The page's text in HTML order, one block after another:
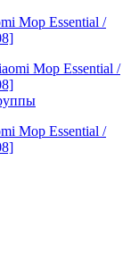
Mop Essential /
Mop Essential /